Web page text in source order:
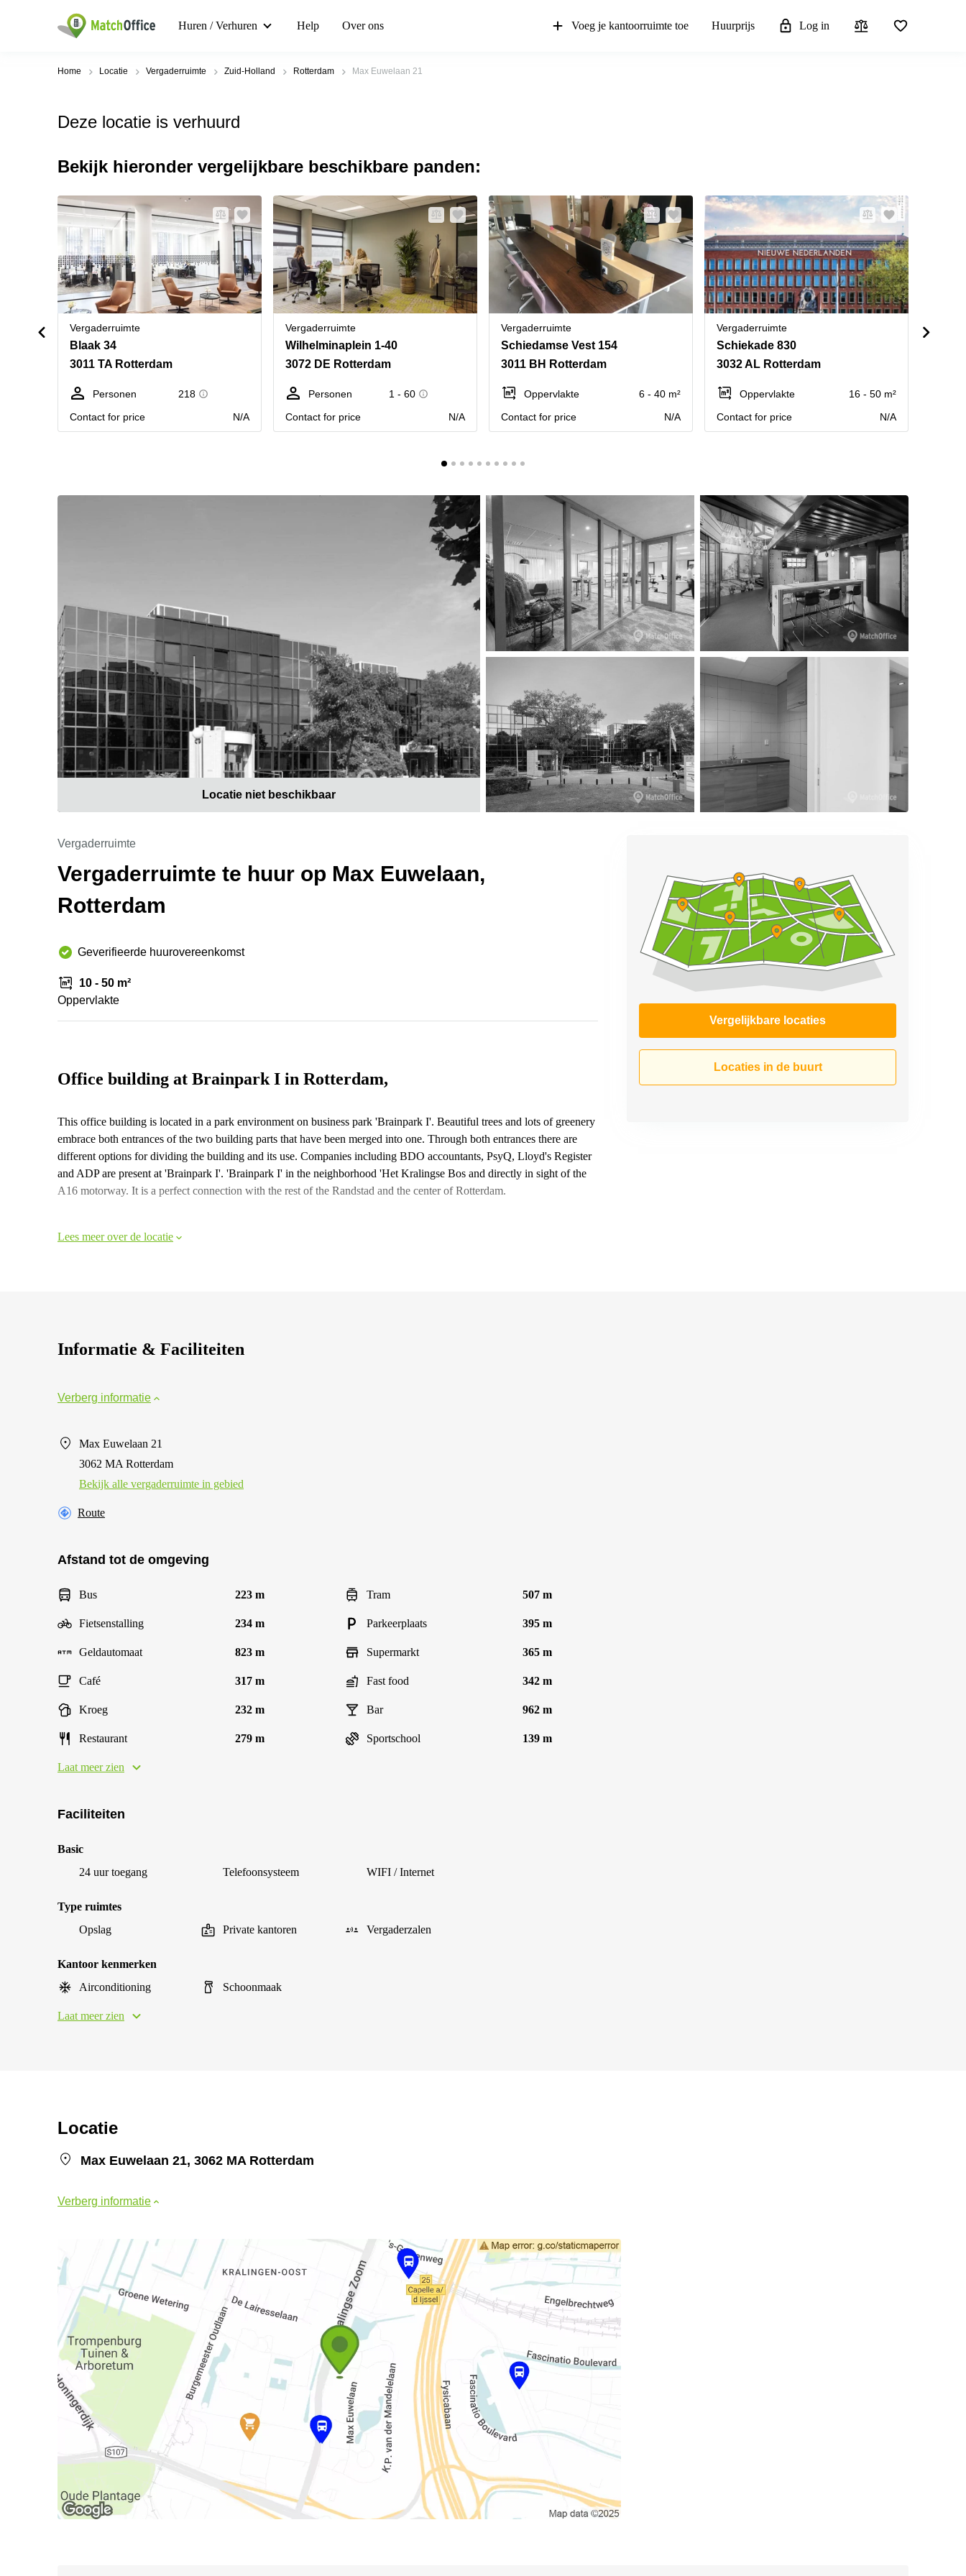
Huren / Verhuren Help Over ons Voeg je kantoorruimte toe Huurprijs Log in
Home Locatie Vergaderruimte Zuid-Holland Rotterdam Max Euwelaan 21
Deze locatie is verhuurd
Bekijk hieronder vergelijkbare beschikbare panden:
Vergaderruimte
Blaak 34
3011 TA Rotterdam
Personen
218
Contact for price
N/A
Vergaderruimte
Wilhelminaplein 1-40
3072 DE Rotterdam
Personen
1 - 60
Contact for price
N/A
Vergaderruimte
Schiedamse Vest 154
3011 BH Rotterdam
Oppervlakte
6 - 40 m²
Contact for price
N/A
Vergaderruimte
Schiekade 830
3032 AL Rotterdam
Oppervlakte
16 - 50 m²
Contact for price
N/A
Locatie niet beschikbaar
Vergaderruimte
Vergaderruimte te huur op Max Euwelaan,
Rotterdam
Geverifieerde huurovereenkomst
10 - 50 m²
Oppervlakte
Vergelijkbare locaties
Locaties in de buurt
Office building at Brainpark I in Rotterdam,
This office building is located in a park environment on business park 'Brainpark I'. Beautiful trees and lots of greenery
embrace both entrances of the two building parts that have been merged into one. Through both entrances there are
different options for dividing the building and its use. Companies including BDO accountants, PsyQ, Lloyd's Register
and ADP are present at 'Brainpark I'. 'Brainpark I' in the neighborhood 'Het Kralingse Bos and directly in sight of the
A16 motorway. It is a perfect connection with the rest of the Randstad and the center of Rotterdam.
Lees meer over de locatie
Informatie & Faciliteiten
Verberg informatie
Max Euwelaan 21
3062 MA Rotterdam
Bekijk alle vergaderruimte in gebied
Route
Afstand tot de omgeving
Bus 223 m Tram 507 m
Fietsenstalling 234 m Parkeerplaats 395 m
Geldautomaat 823 m Supermarkt 365 m
Café 317 m Fast food 342 m
Kroeg 232 m Bar 962 m
Restaurant 279 m Sportschool 139 m
Laat meer zien
Faciliteiten
Basic
24 uur toegang
Telefoonsysteem WIFI / Internet
Type ruimtes
Opslag
Private kantoren Vergaderzalen
Kantoor kenmerken
Airconditioning
Schoonmaak
Laat meer zien
Locatie
Max Euwelaan 21, 3062 MA Rotterdam
Verberg informatie